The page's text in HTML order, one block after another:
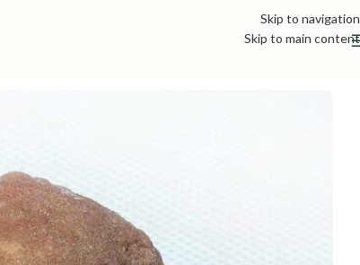
Skip to navigation
Skip to main content